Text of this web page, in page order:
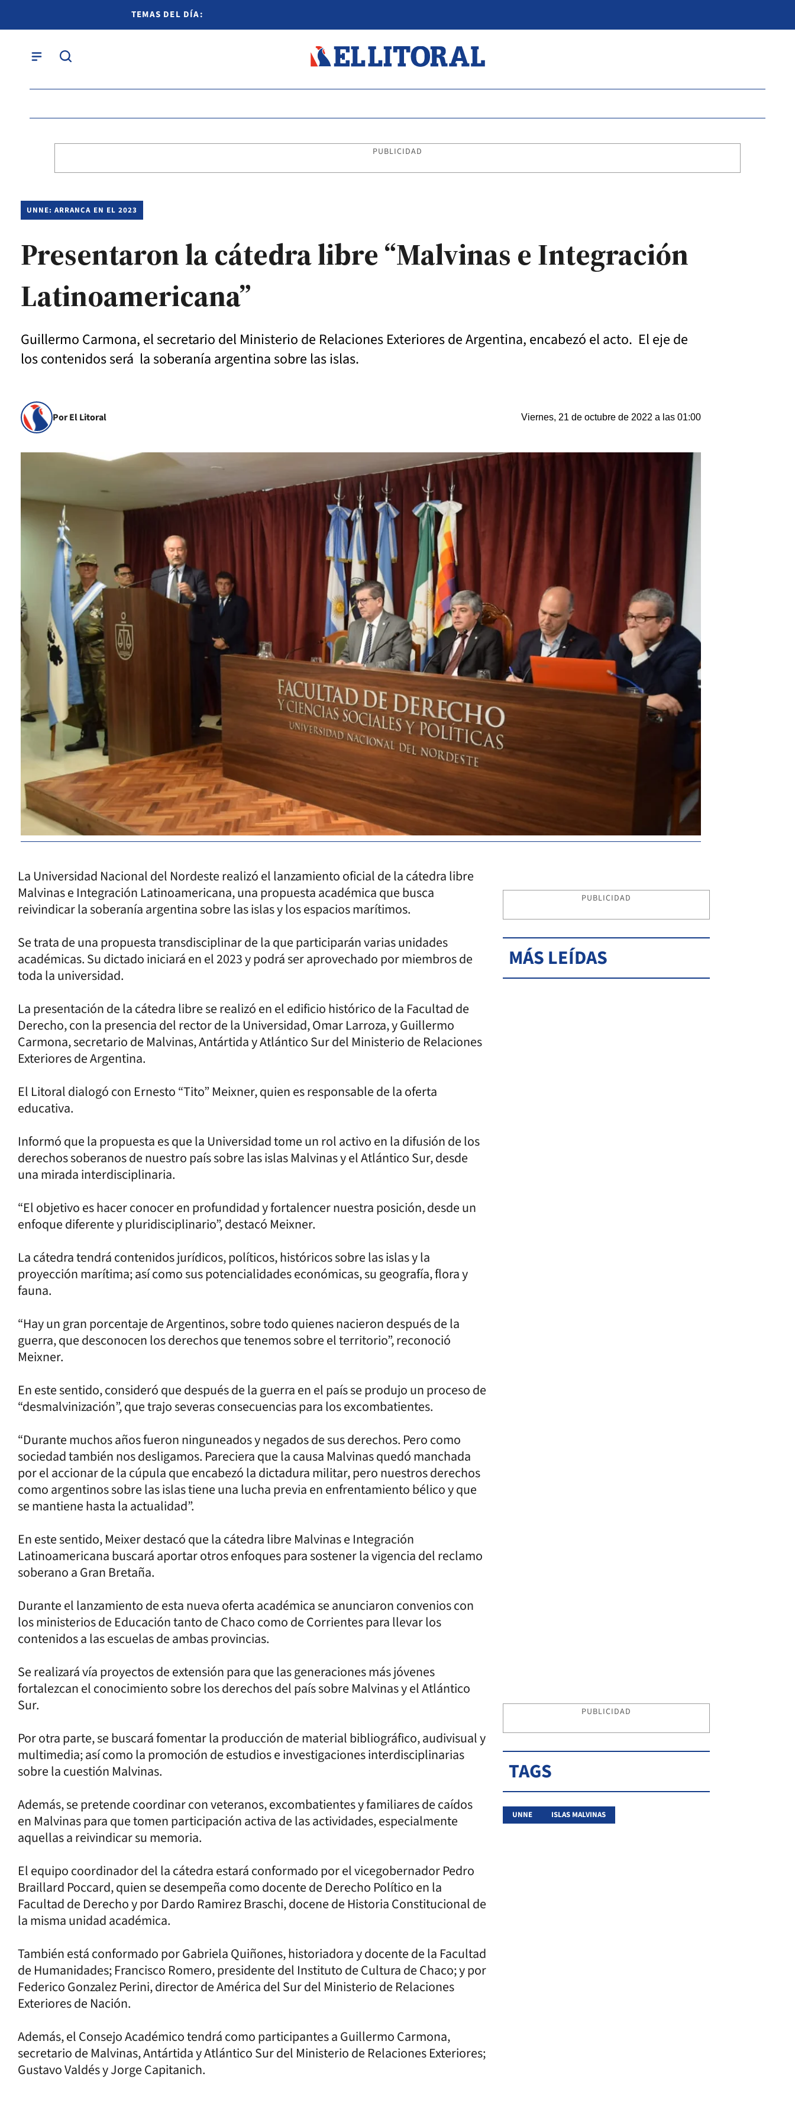
TEMAS DEL DÍA:
PUBLICIDAD
UNNE: ARRANCA EN EL 2023
Presentaron la cátedra libre “Malvinas e Integración
Latinoamericana”
Guillermo Carmona, el secretario del Ministerio de Relaciones Exteriores de Argentina, encabezó el acto. El eje de
los contenidos será la soberanía argentina sobre las islas.
Por El Litoral Viernes, 21 de octubre de 2022 a las 01:00
La Universidad Nacional del Nordeste realizó el lanzamiento oficial de la cátedra libre
Malvinas e Integración Latinoamericana, una propuesta académica que busca
reivindicar la soberanía argentina sobre las islas y los espacios marítimos.
Se trata de una propuesta transdisciplinar de la que participarán varias unidades
académicas. Su dictado iniciará en el 2023 y podrá ser aprovechado por miembros de
toda la universidad.
La presentación de la cátedra libre se realizó en el edificio histórico de la Facultad de
Derecho, con la presencia del rector de la Universidad, Omar Larroza, y Guillermo
Carmona, secretario de Malvinas, Antártida y Atlántico Sur del Ministerio de Relaciones
Exteriores de Argentina.
El Litoral dialogó con Ernesto “Tito” Meixner, quien es responsable de la oferta
educativa.
Informó que la propuesta es que la Universidad tome un rol activo en la difusión de los
derechos soberanos de nuestro país sobre las islas Malvinas y el Atlántico Sur, desde
una mirada interdisciplinaria.
“El objetivo es hacer conocer en profundidad y fortalencer nuestra posición, desde un
enfoque diferente y pluridisciplinario”, destacó Meixner.
La cátedra tendrá contenidos jurídicos, políticos, históricos sobre las islas y la
proyección marítima; así como sus potencialidades económicas, su geografía, flora y
fauna.
“Hay un gran porcentaje de Argentinos, sobre todo quienes nacieron después de la
guerra, que desconocen los derechos que tenemos sobre el territorio”, reconoció
Meixner.
En este sentido, consideró que después de la guerra en el país se produjo un proceso de
“desmalvinización”, que trajo severas consecuencias para los excombatientes.
“Durante muchos años fueron ninguneados y negados de sus derechos. Pero como
sociedad también nos desligamos. Pareciera que la causa Malvinas quedó manchada
por el accionar de la cúpula que encabezó la dictadura militar, pero nuestros derechos
como argentinos sobre las islas tiene una lucha previa en enfrentamiento bélico y que
se mantiene hasta la actualidad”.
En este sentido, Meixer destacó que la cátedra libre Malvinas e Integración
Latinoamericana buscará aportar otros enfoques para sostener la vigencia del reclamo
soberano a Gran Bretaña.
Durante el lanzamiento de esta nueva oferta académica se anunciaron convenios con
los ministerios de Educación tanto de Chaco como de Corrientes para llevar los
contenidos a las escuelas de ambas provincias.
Se realizará vía proyectos de extensión para que las generaciones más jóvenes
fortalezcan el conocimiento sobre los derechos del país sobre Malvinas y el Atlántico
Sur.
Por otra parte, se buscará fomentar la producción de material bibliográfico, audivisual y
multimedia; así como la promoción de estudios e investigaciones interdisciplinarias
sobre la cuestión Malvinas.
Además, se pretende coordinar con veteranos, excombatientes y familiares de caídos
en Malvinas para que tomen participación activa de las actividades, especialmente
aquellas a reivindicar su memoria.
El equipo coordinador del la cátedra estará conformado por el vicegobernador Pedro
Braillard Poccard, quien se desempeña como docente de Derecho Político en la
Facultad de Derecho y por Dardo Ramirez Braschi, docene de Historia Constitucional de
la misma unidad académica.
También está conformado por Gabriela Quiñones, historiadora y docente de la Facultad
de Humanidades; Francisco Romero, presidente del Instituto de Cultura de Chaco; y por
Federico Gonzalez Perini, director de América del Sur del Ministerio de Relaciones
Exteriores de Nación.
Además, el Consejo Académico tendrá como participantes a Guillermo Carmona,
secretario de Malvinas, Antártida y Atlántico Sur del Ministerio de Relaciones Exteriores;
Gustavo Valdés y Jorge Capitanich.
PUBLICIDAD
MÁS LEÍDAS
PUBLICIDAD
TAGS
UNNE ISLAS MALVINAS